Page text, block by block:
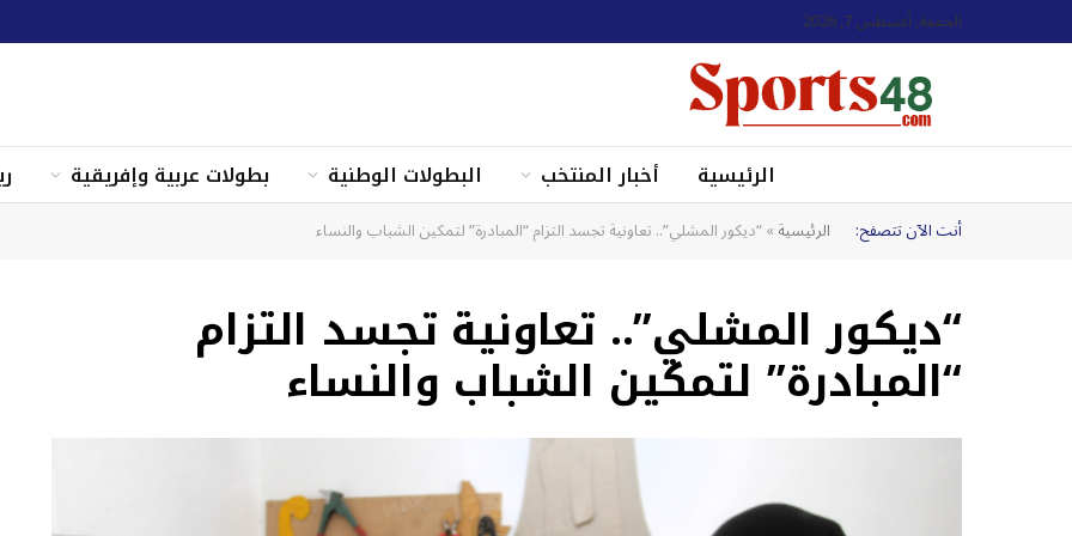
الجمعة, أغسطس 7, 2026
الرئيسية أخبار المنتخب البطولات الوطنية بطولات عربية وإفريقية
أنت الآن تتصفح: الرئيسية»“ديكور المشلي”.. تعاونية تجسد التزام “المبادرة” لتمكين الشباب والنساء
“ديكور المشلي”.. تعاونية تجسد التزام
“المبادرة” لتمكين الشباب والنساء